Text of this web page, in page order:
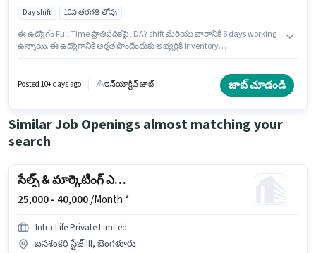
Day shift 10వ తరగతి లోపు
ఈ ఉద్యోగం Full Time ప్రాతిపదికపై, DAY shift మరియు వారానికి 6 days working
ఉన్నాయి. ఈ ఉద్యోగానికి అర్హత పొందేందుకు అభ్యర్థికి Inventory
ఉండాలి. ఈ ఉద్యోగం 0 - 2 ఏళ్లు సంవత్సరాల అనుభవం ఉన్న వారికి కోసం
అనుకూలంగా ఉంటుంది. మీరు నెలకు ₹15000 వరకు సంపాదించవచ్చు. ఈ ఉద్యోగానికి
ఆపరేటర్ గా చేరండి. ఈ ఖాళీ పీన్యా, బెంగళూరు లో ఉంది.
Posted 10+ days ago ఇన్‌యాక్టివ్ జాబ్ జాబ్ చూడండి
Similar Job Openings almost matching your
search
సేల్స్ & మార్కెటింగ్ ఎగ్జిక్యూటివ్
25,000 - 40,000/Month *
Intra Life Private Limited
బనశంకరి స్టేజ్ III, బెంగళూరు